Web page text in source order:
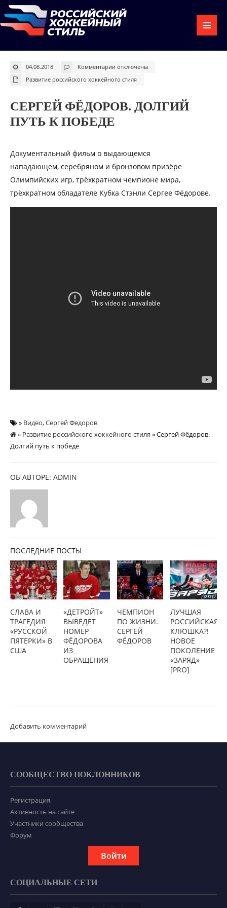
04.08.2018 Комментарии к
Сергей
Фёдоров.
победе
отключены
Развитие российского хоккейного стиля
СЕРГЕЙ ФЁДОРОВ. ДОЛГИЙ
ПУТЬ К ПОБЕДЕ
Документальный фильм о выдающемся
нападающем, серебряном и бронзовом призёре
Олимпийских игр, трёхкратном чемпионе мира,
трёхкратном обладателе Кубка Стэнли Сергее Фёдорове.
» Видео,Сергей Федоров
» Развитие российского хоккейного стиля » Сергей Фёдоров.
Долгий путь к победе
ОБ АВТОРЕ: ADMIN
ПОСЛЕДНИЕ ПОСТЫ
СЛАВА И
ТРАГЕДИЯ
«РУССКОЙ
ПЯТЕРКИ» В
США
«ДЕТРОЙТ»
ВЫВЕДЕТ
НОМЕР
ФЁДОРОВА
ИЗ
ОБРАЩЕНИЯ
ЧЕМПИОН
ПО ЖИЗНИ.
СЕРГЕЙ
ФЁДОРОВ
ЛУЧШАЯ
РОССИЙСКАЯ
КЛЮШКА?!
НОВОЕ
ПОКОЛЕНИЕ
«ЗАРЯД»
[PRO]
Добавить комментарий
СООБЩЕСТВО ПОКЛОННИКОВ
Регистрация
Активность на сайте
Участники сообщества
Форум
Войти
СОЦИАЛЬНЫЕ СЕТИ